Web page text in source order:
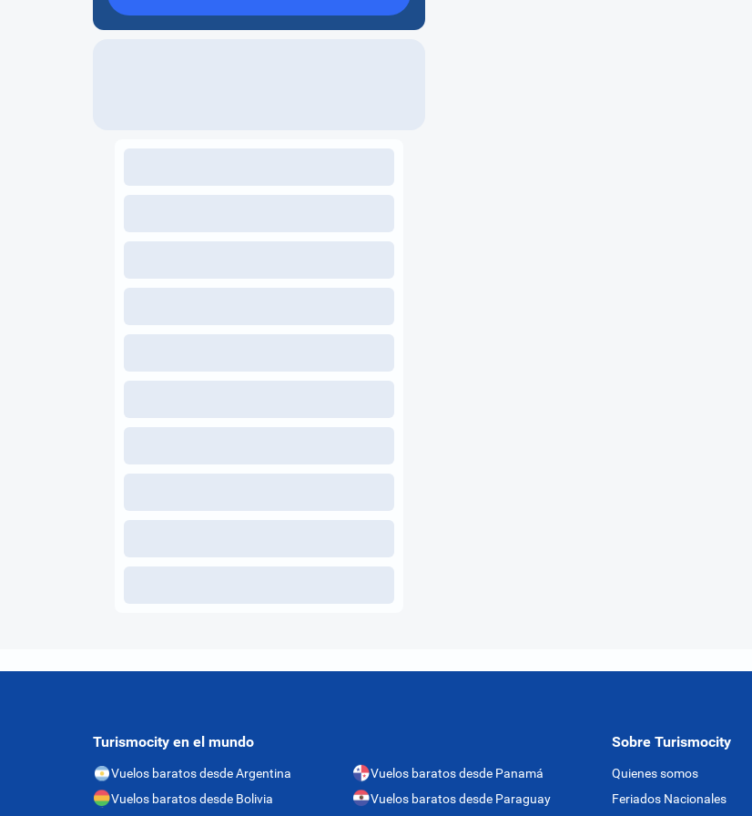
Turismocity en el mundo
Vuelos baratos desde Argentina
Vuelos baratos desde Bolivia
Vuelos baratos desde Panamá
Vuelos baratos desde Paraguay
Sobre Turismocity
Quienes somos
Feriados Nacionales